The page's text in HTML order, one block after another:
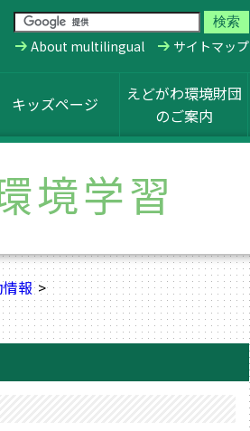
About multilingual サイトマップ
キッズページ
えどがわ環境財団
のご案内
境学習
報